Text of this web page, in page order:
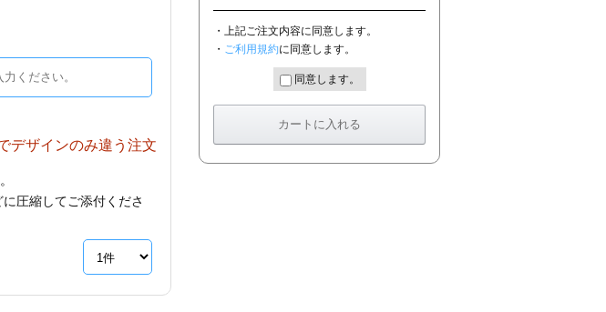
デザインのみ違う注文
圧縮してご添付くださ
・上記ご注文内容に同意します。
・ ご利用規約に同意します。
同意します。